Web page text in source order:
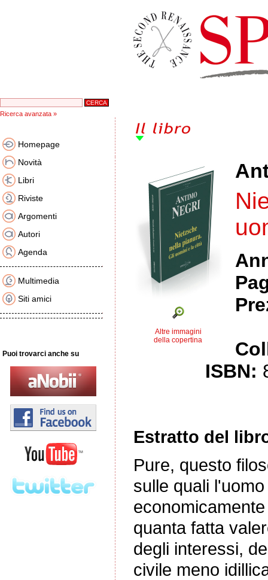
Ricerca avanzata »
Homepage
Novità
Libri
Riviste
Argomenti
Autori
Agenda
Multimedia
Siti amici
Puoi trovarci anche su
Altre immagini
della copertina
ISBN:
Estratto del
Pure, questo
sulle quali
quanta fatta
degli interessi,
civile meno